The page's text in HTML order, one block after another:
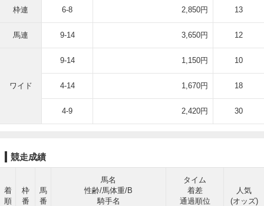
枠連 6-8 2,850円 13
馬連 9-14 3,650円 12
ワイド
9-14 1,150円 10
4-14 1,670円 18
4-9 2,420円 30
競走成績
着
順
枠
番
馬
番
馬名
性齢/馬体重/B
騎手名
タイム
着差
通過順位
人気
(オッズ)